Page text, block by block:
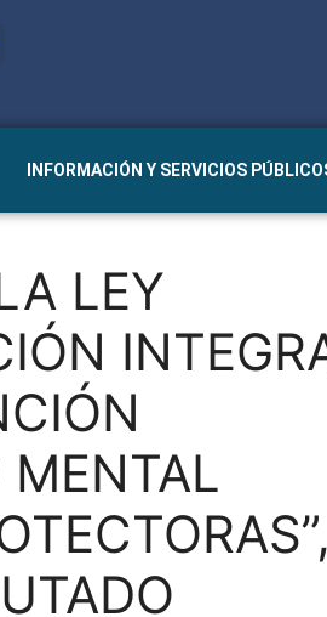
INFORMACIÓN Y SERVICIOS
LEY